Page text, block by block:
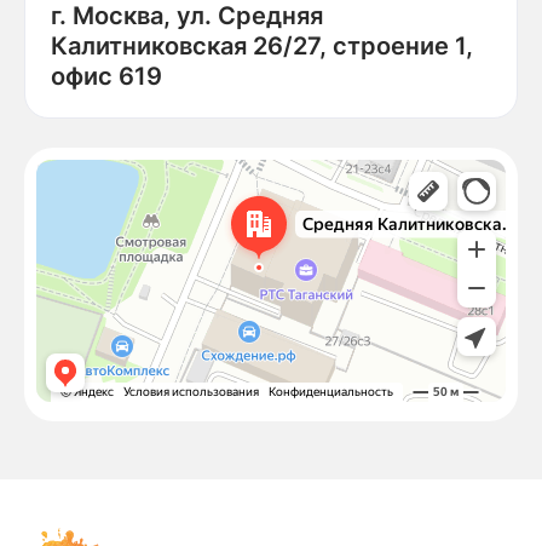
г. Москва, ул. Средняя
Калитниковская 26/27, строение 1,
офис 619
Москва
Средняя Калитниковская улица, 26/27с1 — Яндекс Карты